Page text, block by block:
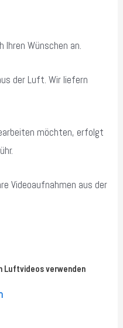
Ihren Wünschen an.
der Luft. Wir liefern
möchten, erfolgt
Videoaufnahmen aus der
Luftvideos verwenden